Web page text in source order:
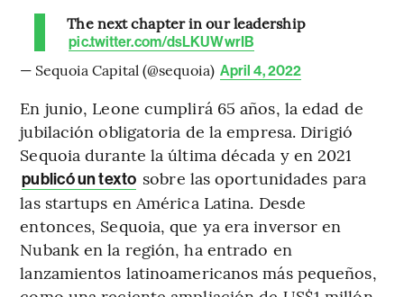
The next chapter in our leadership
pic.twitter.com/dsLKUWwrIB
— Sequoia Capital (@sequoia) April 4, 2022
En junio, Leone cumplirá 65 años, la edad de
jubilación obligatoria de la empresa. Dirigió
Sequoia durante la última década y en 2021
publicó un texto sobre las oportunidades para
las startups en América Latina. Desde
entonces, Sequoia, que ya era inversor en
Nubank en la región, ha entrado en
lanzamientos latinoamericanos más pequeños,